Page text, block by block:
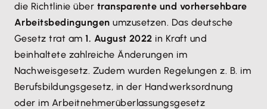
die Richtlinie über transparente und vorhersehbare
Arbeitsbedingungen umzusetzen. Das deutsche
Gesetz trat am1. August 2022 in Kraft und
beinhaltete zahlreiche Änderungen im
Nachweisgesetz. Zudem wurden Regelungen z. B. im
Berufsbildungsgesetz, in der Handwerksordnung
oder im Arbeitnehmerüberlassungsgesetz